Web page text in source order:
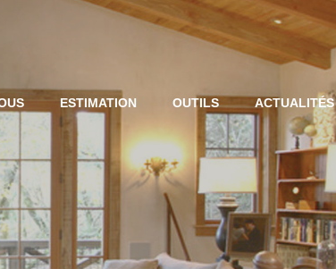
ESTIMATION OUTILS ACTUALITÉS